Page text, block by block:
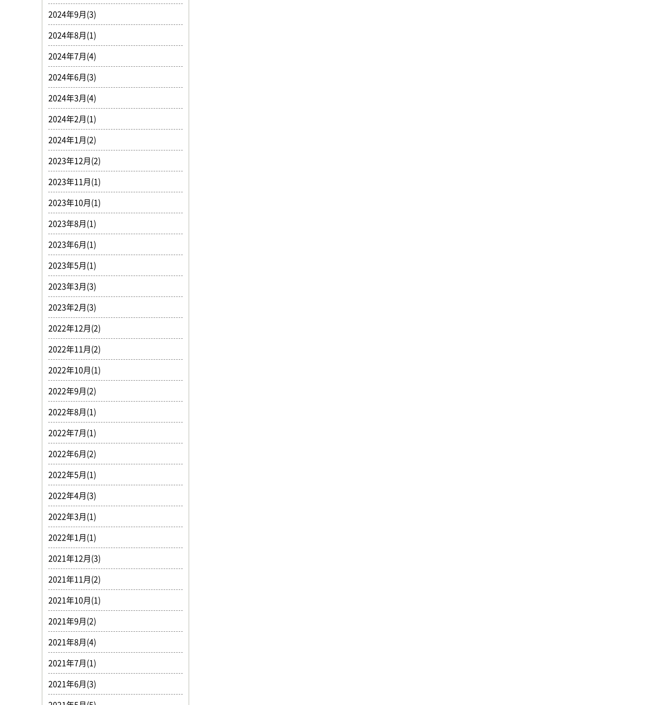
2024年9月(3)
2024年8月(1)
2024年7月(4)
2024年6月(3)
2024年3月(4)
2024年2月(1)
2024年1月(2)
2023年12月(2)
2023年11月(1)
2023年10月(1)
2023年8月(1)
2023年6月(1)
2023年5月(1)
2023年3月(3)
2023年2月(3)
2022年12月(2)
2022年11月(2)
2022年10月(1)
2022年9月(2)
2022年8月(1)
2022年7月(1)
2022年6月(2)
2022年5月(1)
2022年4月(3)
2022年3月(1)
2022年1月(1)
2021年12月(3)
2021年11月(2)
2021年10月(1)
2021年9月(2)
2021年8月(4)
2021年7月(1)
2021年6月(3)